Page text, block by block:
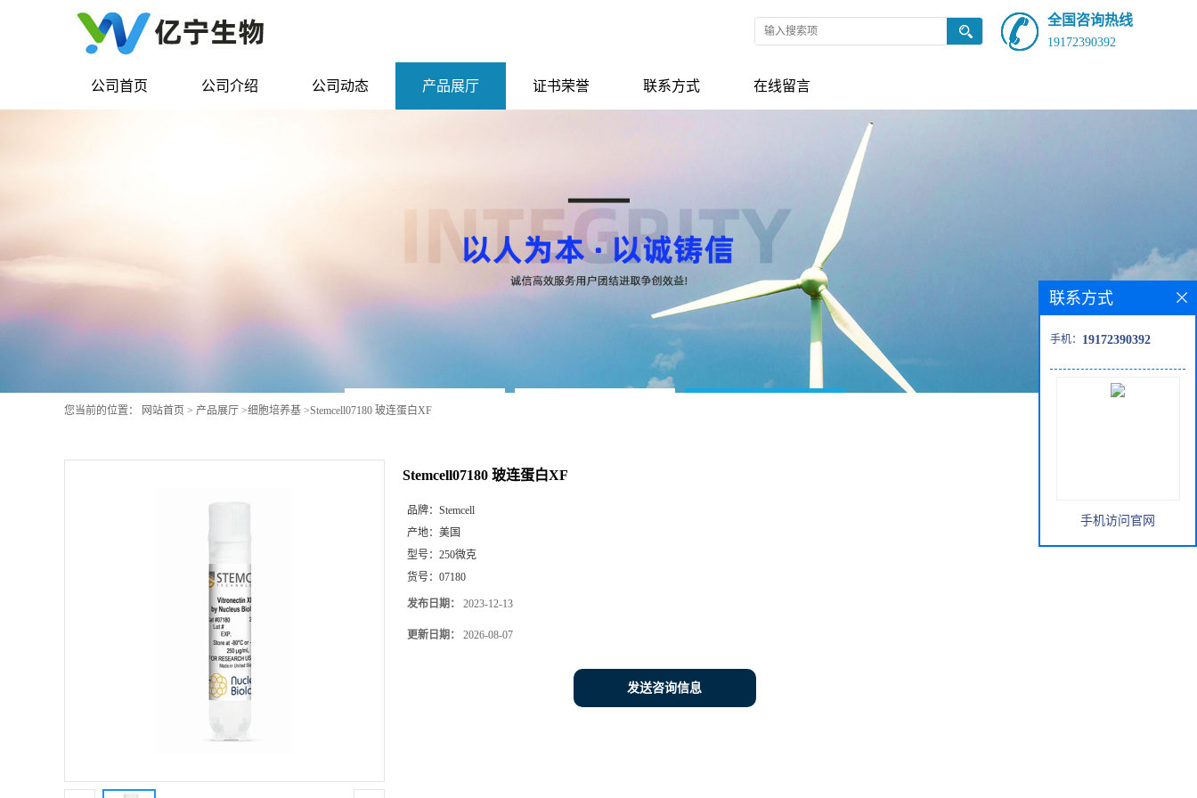
全国咨询热线
19172390392
公司首页 公司介绍 公司动态 产品展厅 证书荣誉 联系方式 在线留言
您当前的位置： 网站首页 > 产品展厅 >细胞培养基 >Stemcell07180 玻连蛋白XF
Stemcell07180 玻连蛋白XF
品牌： Stemcell
产地： 美国
型号： 250微克
货号： 07180
发布日期： 2023-12-13
更新日期： 2026-08-07
发送咨询信息
联系方式
手机： 19172390392
手机访问官网